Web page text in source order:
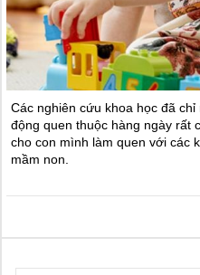
Các nghiên cứu khoa học đã
động quen thuộc hàng ngày rất
cho con mình làm quen với các
mầm non.